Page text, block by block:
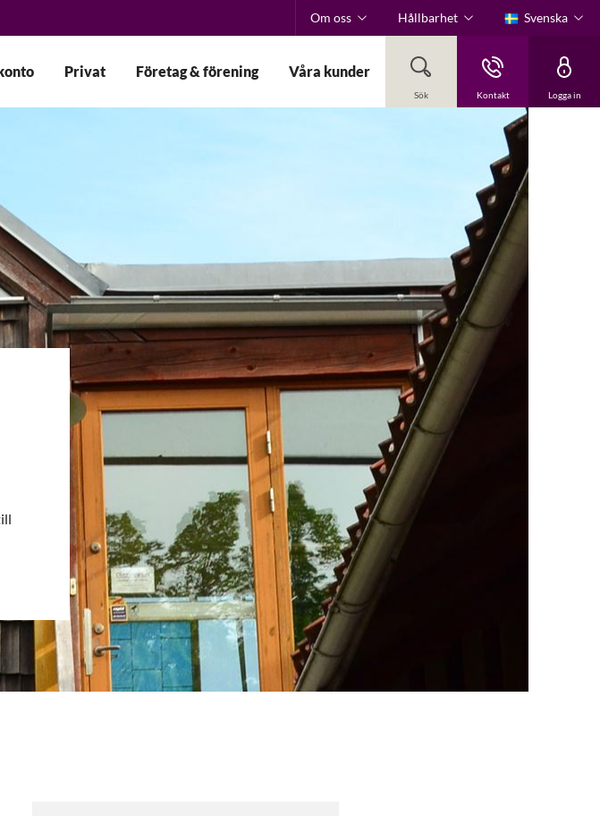
Om oss Hållbarhet Svenska
Privat Företag & förening Våra kunder
Sök Kontakt Logga in